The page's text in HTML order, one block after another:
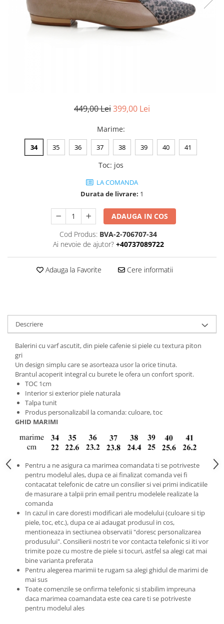
449,00 Lei399,00 Lei
Marime:
34 35 36 37 38 39 40 41
Toc: jos
LA COMANDA
Durata de livrare: 1
ADAUGA IN COS
Cod Produs: BVA-2-706707-34
Ai nevoie de ajutor? +40737089722
Adauga la Favorite Cere informatii
Descriere
Balerini cu varf ascutit, din piele cafenie si piele cu textura piton
gri
Un design simplu care se asorteaza usor la orice tinuta.
Brantul acoperit integral cu burete le ofera un confort sporit.
TOC 1cm
Interior si exterior piele naturala
Talpa tunit
Produs personalizabil la comanda: culoare, toc
GHID MARIMI
Pentru a ne asigura ca marimea comandata ti se potriveste
pentru modelul ales, dupa ce ai finalizat comanda vei fi
contacatat telefonic de catre un consilier si vei primi indicatiile
de masurare a talpii prin email pentru modelele realizate la
comanda
In cazul in care doresti modificari ale modelului (culoare si tip
piele, toc, etc.), dupa ce ai adaugat produsul in cos,
mentioneaza in sectiunea observatii "doresc personalizarea
produsului". Consilierii nostri te vor contacta telefonic si iti vor
trimite poze cu mostre de piele si tocuri, astfel sa alegi cat mai
bine varianta preferata
Pentru alegerea marimii te rugam sa alegi ghidul de marimi de
mai sus
Toate comenzile se onfirma telefonic si stabilim impreuna
daca marimea coamandata este cea care ti se potriveste
pentru modelul ales